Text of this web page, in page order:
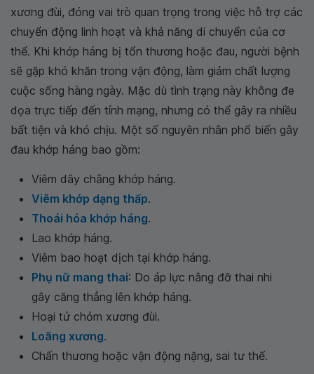
xương đùi, đóng vai trò quan trọng trong việc hỗ trợ các
chuyển động linh hoạt và khả năng di chuyển của cơ
thể. Khi khớp háng bị tổn thương hoặc đau, người bệnh
sẽ gặp khó khăn trong vận động, làm giảm chất lượng
cuộc sống hàng ngày. Mặc dù tình trạng này không đe
dọa trực tiếp đến tính mạng, nhưng có thể gây ra nhiều
bất tiện và khó chịu. Một số nguyên nhân phổ biến gây
đau khớp háng bao gồm:
Viêm dây chằng khớp háng.
Viêm khớp dạng thấp.
Thoái hóa khớp háng.
Lao khớp háng.
Viêm bao hoạt dịch tại khớp háng.
Phụ nữ mang thai: Do áp lực nâng đỡ thai nhi
gây căng thẳng lên khớp háng.
Hoại tử chỏm xương đùi.
Loãng xương.
Chấn thương hoặc vận động nặng, sai tư thế.